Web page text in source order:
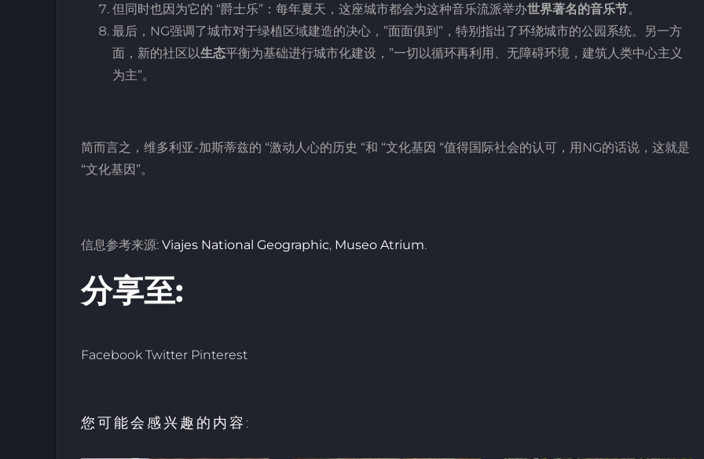
但同时也因为它的 “爵士乐”：每年夏天，这座城市都会为这种音乐流派举办世界著名的音乐节。
最后，NG强调了城市对于绿植区域建造的决心，”面面俱到”，特别指出了环绕城市的公园系统。另一方
面，新的社区以生态平衡为基础进行城市化建设，”一切以循环再利用、无障碍环境，建筑人类中心主义
为主”。
简而言之，维多利亚-加斯蒂兹的 “激动人心的历史 “和 “文化基因 “值得国际社会的认可，用NG的话说，这就是
“文化基因”。
信息参考来源: Viajes National Geographic, Museo Atrium.
分享至:
Facebook Twitter Pinterest
您可能会感兴趣的内容: